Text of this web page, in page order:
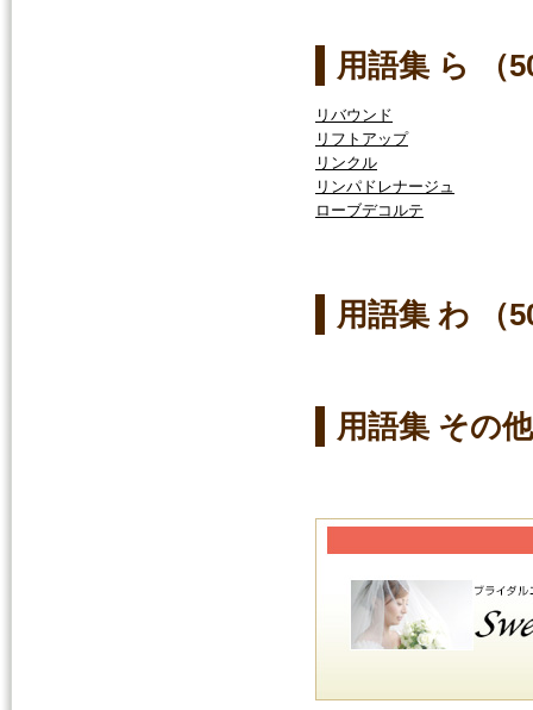
用語集 ら （
リバウンド
リフトアップ
リンクル
リンパドレナージュ
ローブデコルテ
用語集 わ （
用語集 その